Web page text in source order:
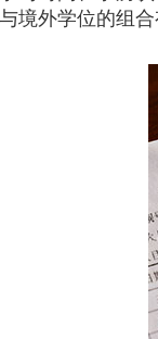
境外学位的组